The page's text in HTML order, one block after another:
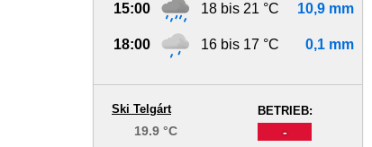
15:00 18 bis 21 °C 10,9 mm
18:00 16 bis 17 °C 0,1 mm
BETRIEB:
-
Ski Telgárt
19.9 °C